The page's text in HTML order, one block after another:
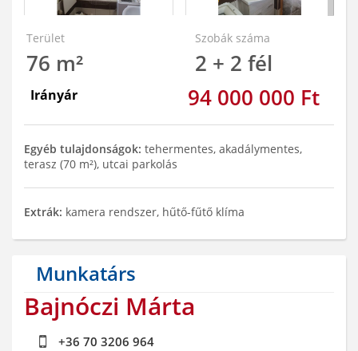
Terület
76 m²
Szobák száma
2 + 2 fél
Irányár 94 000 000 Ft
Egyéb tulajdonságok: tehermentes, akadálymentes,
terasz (70 m²), utcai parkolás
Extrák: kamera rendszer, hűtő-fűtő klíma
Munkatárs
Bajnóczi Márta
+36 70 3206 964